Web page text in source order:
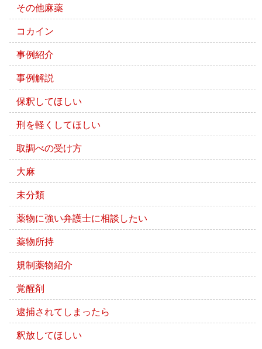
その他麻薬
コカイン
事例紹介
事例解説
保釈してほしい
刑を軽くしてほしい
取調べの受け方
大麻
未分類
薬物に強い弁護士に相談したい
薬物所持
規制薬物紹介
覚醒剤
逮捕されてしまったら
釈放してほしい